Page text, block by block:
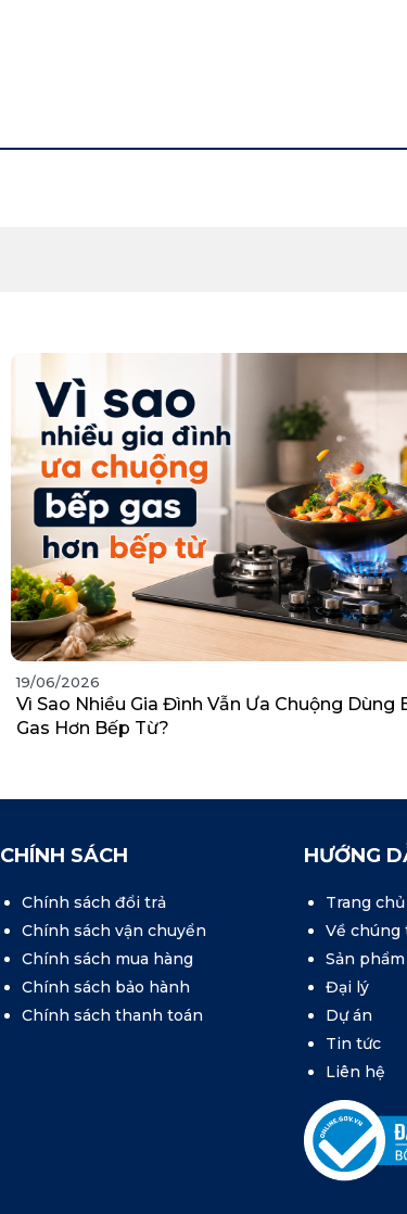
19/06/2026
Vì Sao Nhiều Gia Đình Vẫn Ưa Chuộng Dùng
Gas Hơn Bếp Từ?
CHÍNH SÁCH
Chính sách đổi trả
Chính sách vận chuyển
Chính sách mua hàng
Chính sách bảo hành
Chính sách thanh toán
HƯỚNG
Trang chủ
Về chúng
Sản phẩm
Đại lý
Dự án
Tin tức
Liên hệ